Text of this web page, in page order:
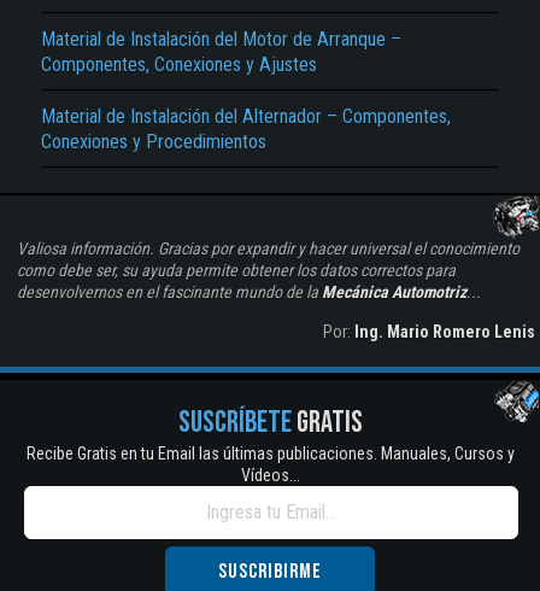
Material de Instalación del Motor de Arranque –
Componentes, Conexiones y Ajustes
Material de Instalación del Alternador – Componentes,
Conexiones y Procedimientos
Valiosa información. Gracias por expandir y hacer universal el conocimiento
como debe ser, su ayuda permite obtener los datos correctos para
desenvolvernos en el fascinante mundo de la Mecánica Automotriz...
Por: Ing. Mario Romero Lenis
SUSCRÍBETEGRATIS
Recibe Gratis en tu Email las últimas publicaciones. Manuales, Cursos y
Vídeos...